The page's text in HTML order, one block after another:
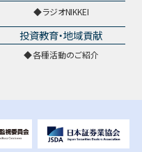
ラジオNIKKEI
投資教育・地域貢献
各種活動のご紹介